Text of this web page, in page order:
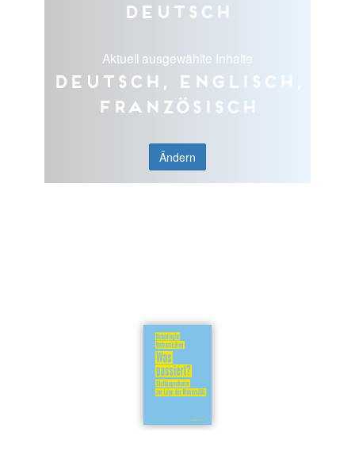
Deutsch
Aktuell ausgewählte Inhalte
Deutsch, Englisch,
Französisch
Ändern